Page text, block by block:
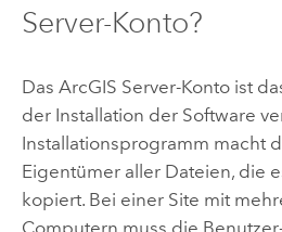
Server-Konto?
Das ArcGIS Server-Konto ist
der Installation der Software
Installationsprogramm macht
Eigentümer aller Dateien, die
kopiert. Bei einer Site mit
Computern muss die